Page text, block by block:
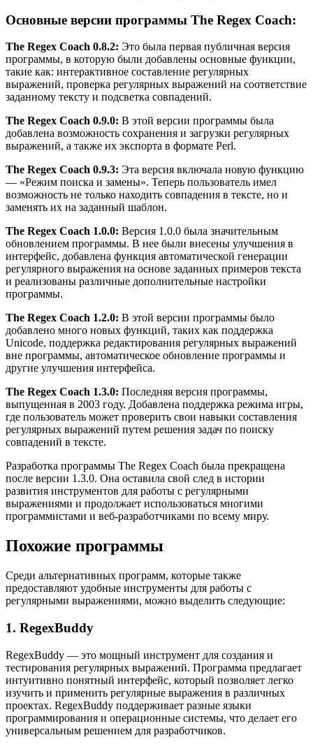
Основные версии программы The Regex Coach:
The Regex Coach 0.8.2: Это была первая публичная версия
программы, в которую были добавлены основные функции,
такие как: интерактивное составление регулярных
выражений, проверка регулярных выражений на соответствие
заданному тексту и подсветка совпадений.
The Regex Coach 0.9.0: В этой версии программы была
добавлена возможность сохранения и загрузки регулярных
выражений, а также их экспорта в формате Perl.
The Regex Coach 0.9.3: Эта версия включала новую функцию
— «Режим поиска и замены». Теперь пользователь имел
возможность не только находить совпадения в тексте, но и
заменять их на заданный шаблон.
The Regex Coach 1.0.0: Версия 1.0.0 была значительным
обновлением программы. В нее были внесены улучшения в
интерфейс, добавлена функция автоматической генерации
регулярного выражения на основе заданных примеров текста
и реализованы различные дополнительные настройки
программы.
The Regex Coach 1.2.0: В этой версии программы было
добавлено много новых функций, таких как поддержка
Unicode, поддержка редактирования регулярных выражений
вне программы, автоматическое обновление программы и
другие улучшения интерфейса.
The Regex Coach 1.3.0: Последняя версия программы,
выпущенная в 2003 году. Добавлена поддержка режима игры,
где пользователь может проверить свои навыки составления
регулярных выражений путем решения задач по поиску
совпадений в тексте.
Разработка программы The Regex Coach была прекращена
после версии 1.3.0. Она оставила свой след в истории
развития инструментов для работы с регулярными
выражениями и продолжает использоваться многими
программистами и веб-разработчиками по всему миру.
Похожие программы
Среди альтернативных программ, которые также
предоставляют удобные инструменты для работы с
регулярными выражениями, можно выделить следующие:
1. RegexBuddy
RegexBuddy — это мощный инструмент для создания и
тестирования регулярных выражений. Программа предлагает
интуитивно понятный интерфейс, который позволяет легко
изучить и применить регулярные выражения в различных
проектах. RegexBuddy поддерживает разные языки
программирования и операционные системы, что делает его
универсальным решением для разработчиков.